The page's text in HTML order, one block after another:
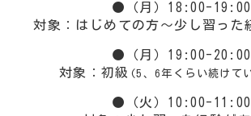
●（月）18:00-19:00
対象：はじめての方～少し習った
●（月）19:00-20:00
対象：初級 (5、6年くらい続けて
●（火）10:00-11:00